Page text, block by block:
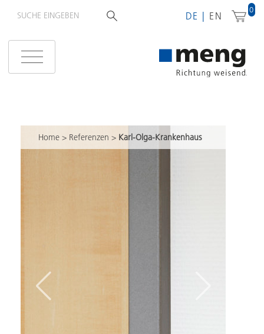
DE EN
0
Home > Referenzen > Karl-Olga-Krankenhaus